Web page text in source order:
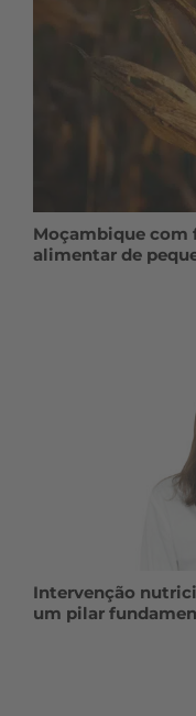
Moçambique com
alimentar de
Intervenção
um pilar